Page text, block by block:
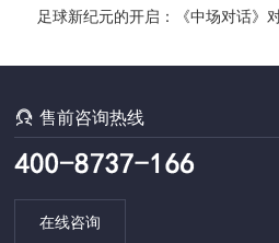
足球新纪元的开启：《中场对话》
售前咨询热线
在线咨询